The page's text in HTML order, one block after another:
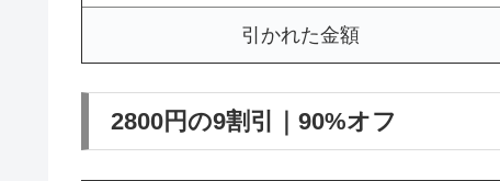
引かれた金額
2800円の9割引｜90%オフ